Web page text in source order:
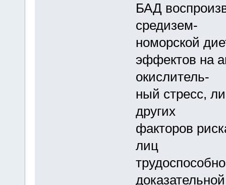
БАД
средизем-
номорской
эффектов на
окислитель-
ный стресс,
других
факторов
лиц
доказательной